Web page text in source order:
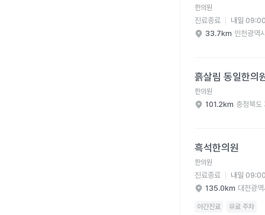
한의원
진료종료
내일
33.7km 인천광역
흙살림 동일한의
한의원
101.2km 충청북도
흑석한의원
한의원
진료종료
내일
135.0km 대전광
야간진료 유료 주차